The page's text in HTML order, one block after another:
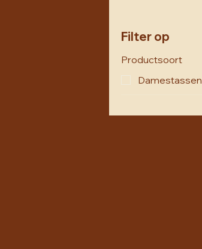
Filter op
Productsoort
Damestassen